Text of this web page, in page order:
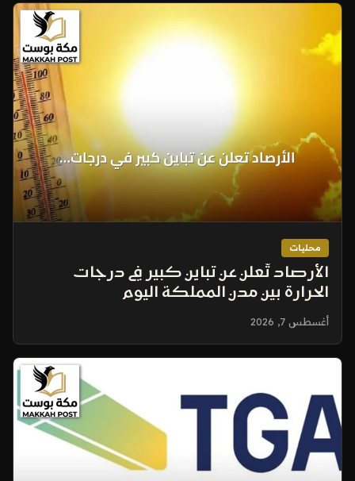
محليات
الأرصاد تُعلن عن تباين كبير في درجات
الحرارة بين مدن المملكة اليوم
أغسطس 7, 2026